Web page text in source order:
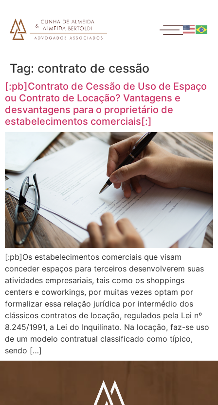
Tag: contrato de cessão
[:pb]Contrato de Cessão de Uso de Espaço
ou Contrato de Locação? Vantagens e
desvantagens para o proprietário de
estabelecimentos comerciais[:]
[:pb]Os estabelecimentos comerciais que visam
conceder espaços para terceiros desenvolverem suas
atividades empresariais, tais como os shoppings
centers e coworkings, por muitas vezes optam por
formalizar essa relação jurídica por intermédio dos
clássicos contratos de locação, regulados pela Lei nº
8.245/1991, a Lei do Inquilinato. Na locação, faz-se uso
de um modelo contratual classificado como típico,
sendo […]